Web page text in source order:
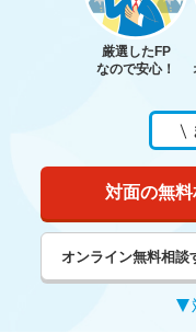
厳選したFP
なので安心！
対面の無料
オンライン無料相談